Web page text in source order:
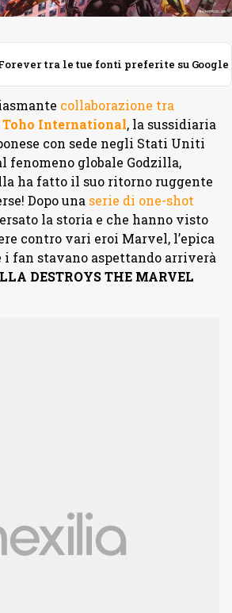
tra le tue fonti preferite su Google
collaborazione tra
Toho International, la sussidiaria
con sede negli Stati Uniti
fenomeno globale Godzilla,
ha fatto il suo ritorno ruggente
Dopo una serie di one-shot
la storia e che hanno visto
contro vari eroi Marvel, l’epica
i fan stavano aspettando arriverà
DESTROYS THE MARVEL